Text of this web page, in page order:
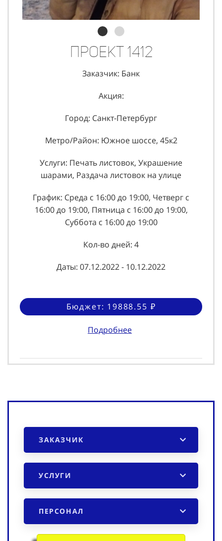
Проект 1412
Заказчик: Банк
Акция:
Город: Санкт-Петербург
Метро/Район: Южное шоссе, 45к2
Услуги: Печать листовок, Украшение
шарами, Раздача листовок на улице
График: Среда с 16:00 до 19:00, Четверг с
16:00 до 19:00, Пятница с 16:00 до 19:00,
Суббота с 16:00 до 19:00
Кол-во дней: 4
Даты: 07.12.2022 - 10.12.2022
Бюджет: 19888.55 ₽
Подробнее
ЗАКАЗЧИК
УСЛУГИ
ПЕРСОНАЛ